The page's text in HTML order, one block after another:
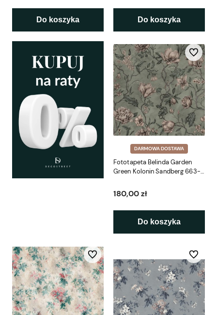
Do koszyka Do koszyka
DARMOWA DOSTAWA
Fototapeta Belinda Garden
Green Kolonin Sandberg 663-
180,00 zł
Do koszyka
Do
Do ulubionych Do